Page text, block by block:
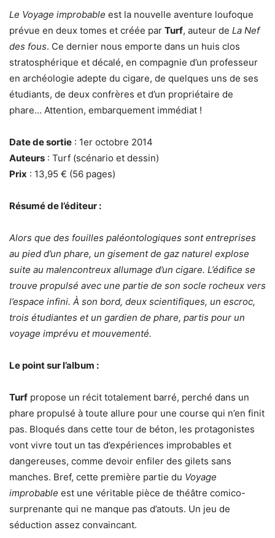
Le Voyage improbable est la nouvelle aventure loufoque
prévue en deux tomes et créée par Turf, auteur de La Nef
des fous. Ce dernier nous emporte dans un huis clos
stratosphérique et décalé, en compagnie d’un professeur
en archéologie adepte du cigare, de quelques uns de ses
étudiants, de deux confrères et d’un propriétaire de
phare… Attention, embarquement immédiat !
Date de sortie : 1er octobre 2014
Auteurs : Turf (scénario et dessin)
Prix : 13,95 € (56 pages)
Résumé de l’éditeur :
Alors que des fouilles paléontologiques sont entreprises
au pied d’un phare, un gisement de gaz naturel explose
suite au malencontreux allumage d’un cigare. L’édifice se
trouve propulsé avec une partie de son socle rocheux vers
l’espace infini. À son bord, deux scientifiques, un escroc,
trois étudiantes et un gardien de phare, partis pour un
voyage imprévu et mouvementé.
Le point sur l’album :
Turf propose un récit totalement barré, perché dans un
phare propulsé à toute allure pour une course qui n’en finit
pas. Bloqués dans cette tour de béton, les protagonistes
vont vivre tout un tas d’expériences improbables et
dangereuses, comme devoir enfiler des gilets sans
manches. Bref, cette première partie du Voyage
improbable est une véritable pièce de théâtre comico-
surprenante qui ne manque pas d’atouts. Un jeu de
séduction assez convaincant.